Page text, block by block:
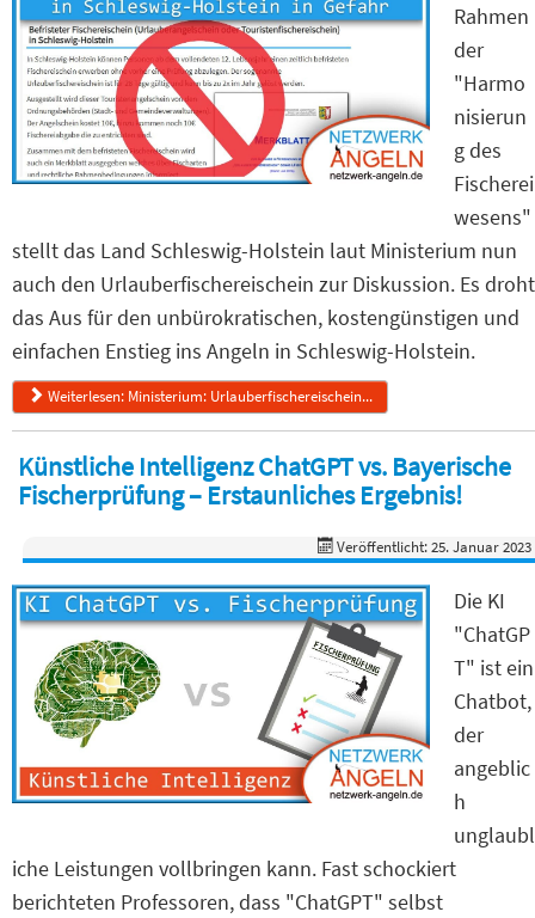
Rahmen
der
"Harmo
nisierun
g des
Fischerei
wesens"
stellt das Land Schleswig-Holstein laut Ministerium nun
auch den Urlauberfischereischein zur Diskussion. Es droht
das Aus für den unbürokratischen, kostengünstigen und
einfachen Enstieg ins Angeln in Schleswig-Holstein.
Weiterlesen: Ministerium: Urlauberfischereischein...
Künstliche Intelligenz ChatGPT vs. Bayerische
Fischerprüfung – Erstaunliches Ergebnis!
Veröffentlicht: 25. Januar 2023
Die KI
"ChatGP
T" ist ein
Chatbot,
der
angeblic
h
unglaubl
iche Leistungen vollbringen kann. Fast schockiert
berichteten Professoren, dass "ChatGPT" selbst